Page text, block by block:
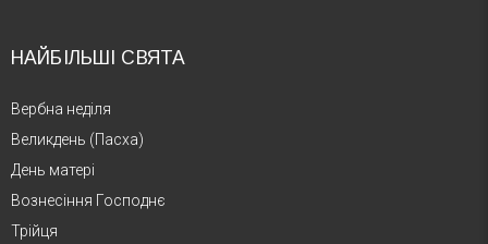
НАЙБІЛЬШІ СВЯТА
Вербна неділя
Великдень (Пасха)
День матері
Вознесіння Господнє
Трійця